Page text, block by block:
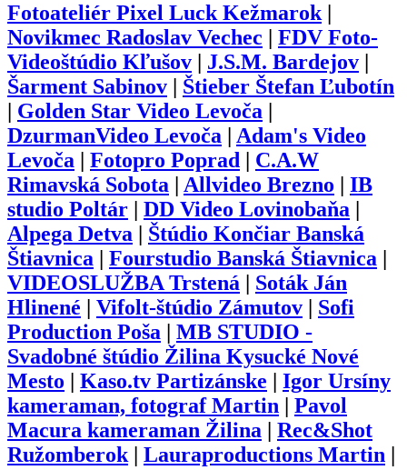
Fotoateliér Pixel Luck Kežmarok|
Novikmec Radoslav Vechec
FDV Foto-
Videoštúdio Kľušov
J.S.M. Bardejov
Šarment Sabinov
Štieber Štefan Ľubotín
Golden Star Video Levoča
DzurmanVideo Levoča
Adam's Video
Levoča
Fotopro Poprad
C.A.W
Rimavská Sobota
Allvideo Brezno
IB
studio Poltár
DD Video Lovinobaňa
Alpega Detva
Štúdio Končiar Banská
Štiavnica
Fourstudio Banská Štiavnica
VIDEOSLUŽBA Trstená
Soták Ján
Hlinené
Vifolt-štúdio Zámutov
Sofi
Production Poša
MB STUDIO -
Svadobné štúdio Žilina Kysucké Nové
Mesto
Kaso.tv Partizánske
Igor Ursíny
kameraman, fotograf Martin
Pavol
Macura kameraman Žilina
Rec&Shot
Ružomberok| Lauraproductions Martin